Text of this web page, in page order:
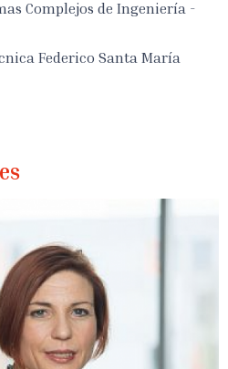
Complejos de Ingeniería -
Federico Santa María